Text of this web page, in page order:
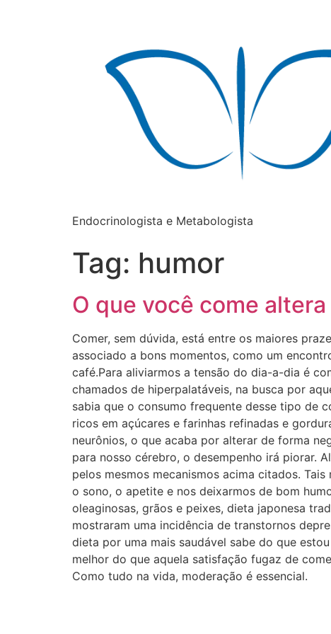
Endocrinologista e Metabologista
Tag: humor
O que você come
Comer, sem dúvida, está entre os maiores
associado a bons momentos, como um
café.Para aliviarmos a tensão do dia-a-dia é
chamados de hiperpalatáveis, na busca por
sabia que o consumo frequente desse tipo de
ricos em açúcares e farinhas refinadas e
neurônios, o que acaba por alterar de forma
para nosso cérebro, o desempenho irá piorar.
pelos mesmos mecanismos acima citados.
o sono, o apetite e nos deixarmos de bom
oleaginosas, grãos e peixes, dieta japonesa
mostraram uma incidência de transtornos
dieta por uma mais saudável sabe do que
melhor do que aquela satisfação fugaz de
Como tudo na vida, moderação é essencial.